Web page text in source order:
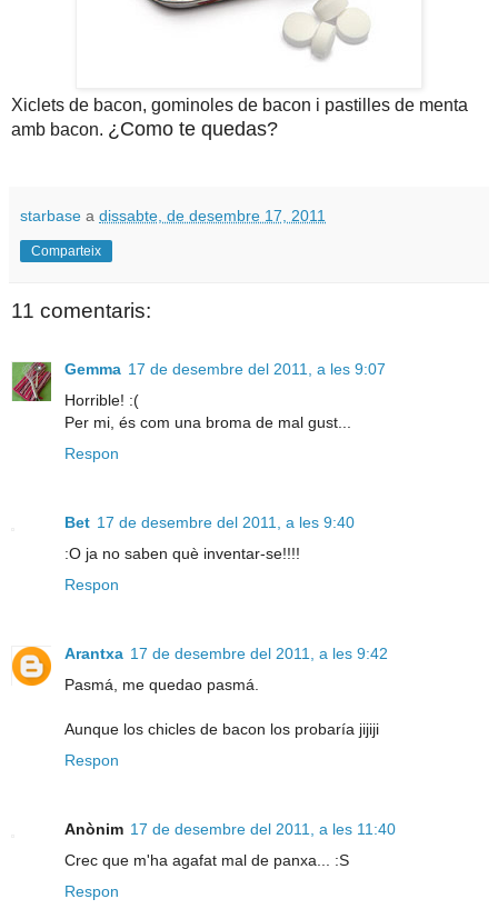
Xiclets de bacon, gominoles de bacon i pastilles de menta
amb bacon. ¿Como te quedas?
starbase a dissabte, de desembre 17, 2011
Comparteix
11 comentaris:
Gemma 17 de desembre del 2011, a les 9:07
Horrible! :(
Per mi, és com una broma de mal gust...
Respon
Bet 17 de desembre del 2011, a les 9:40
:O ja no saben què inventar-se!!!!
Respon
Arantxa 17 de desembre del 2011, a les 9:42
Pasmá, me quedao pasmá.
Aunque los chicles de bacon los probaría jijiji
Respon
Anònim 17 de desembre del 2011, a les 11:40
Crec que m'ha agafat mal de panxa... :S
Respon